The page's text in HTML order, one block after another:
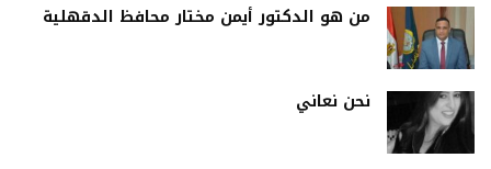
من هو الدكتور أيمن مختار محافظ الدقهلية
نحن نعاني